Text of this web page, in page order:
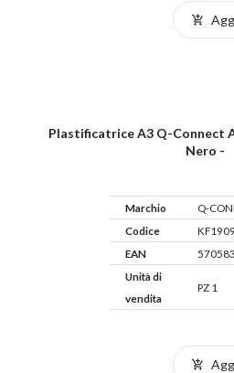
Plastificatrice A3 Q-Connect
Nero -
Marchio
Q-
Codice
EAN
Unità di
vendita
PZ 1